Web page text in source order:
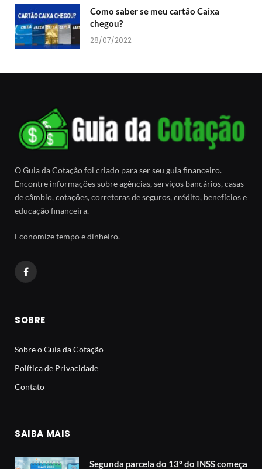
Como saber se meu cartão Caixa
chegou?
28/07/2022
O Guia da Cotação foi criado para ser seu guia financeiro.
Encontre informações sobre agências, serviços bancários, casas
de câmbio, cotações, corretoras de seguros, crédito, benefícios e
educação financeira.
Economize tempo e dinheiro.
Facebook
SOBRE
Sobre o Guia da Cotação
Política de Privacidade
Contato
SAIBA MAIS
Segunda parcela do 13º do INSS começa